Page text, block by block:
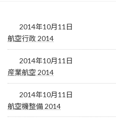
2014年10月11日
航空行政 2014
2014年10月11日
産業航空 2014
2014年10月11日
航空機整備 2014